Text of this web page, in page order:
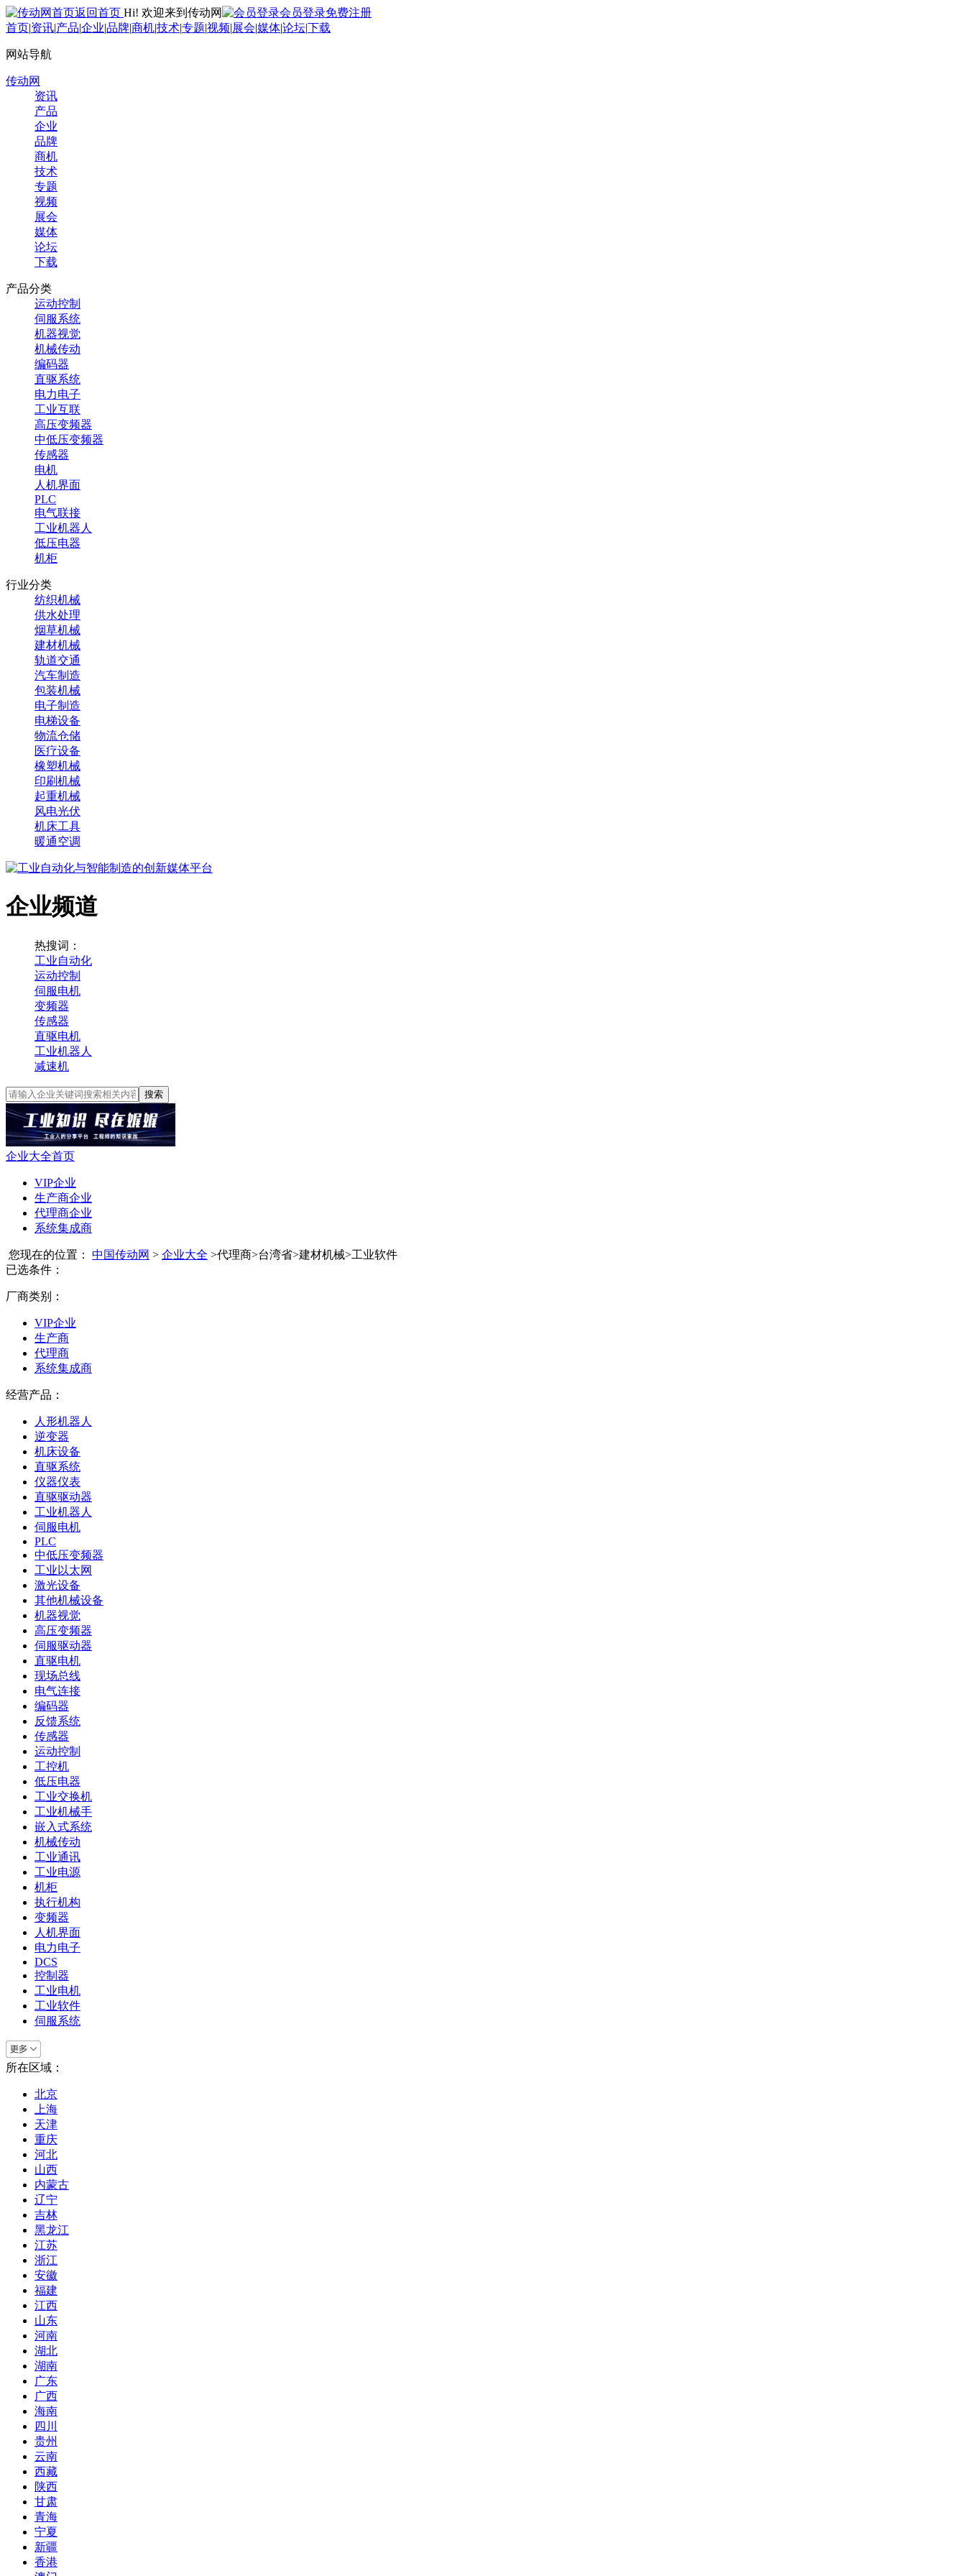
返回首页 Hi! 欢迎来到传动网 会员登录免费注册
首页|资讯|产品|企业|品牌|商机|技术|专题|视频|展会|媒体|论坛|下载
网站导航
传动网
资讯
产品
企业
品牌
商机
技术
专题
视频
展会
媒体
论坛
下载
产品分类
运动控制
伺服系统
机器视觉
机械传动
编码器
直驱系统
电力电子
工业互联
高压变频器
中低压变频器
传感器
电机
人机界面
PLC
电气联接
工业机器人
低压电器
机柜
行业分类
纺织机械
供水处理
烟草机械
建材机械
轨道交通
汽车制造
包装机械
电子制造
电梯设备
物流仓储
医疗设备
橡塑机械
印刷机械
起重机械
风电光伏
机床工具
暖通空调
企业频道
热搜词：
工业自动化
运动控制
伺服电机
变频器
传感器
直驱电机
工业机器人
减速机
搜索
企业大全首页
VIP企业
生产商企业
代理商企业
系统集成商
您现在的位置： 中国传动网 > 企业大全 >代理商>台湾省>建材机械>工业软件
已选条件：
厂商类别：
VIP企业
生产商
代理商
系统集成商
经营产品：
人形机器人
逆变器
机床设备
直驱系统
仪器仪表
直驱驱动器
工业机器人
伺服电机
PLC
中低压变频器
工业以太网
激光设备
其他机械设备
机器视觉
高压变频器
伺服驱动器
直驱电机
现场总线
电气连接
编码器
反馈系统
传感器
运动控制
工控机
低压电器
工业交换机
工业机械手
嵌入式系统
机械传动
工业通讯
工业电源
机柜
执行机构
变频器
人机界面
电力电子
DCS
控制器
工业电机
工业软件
伺服系统
所在区域：
北京
上海
天津
重庆
河北
山西
内蒙古
辽宁
吉林
黑龙江
江苏
浙江
安徽
福建
江西
山东
河南
湖北
湖南
广东
广西
海南
四川
贵州
云南
西藏
陕西
甘肃
青海
宁夏
新疆
香港